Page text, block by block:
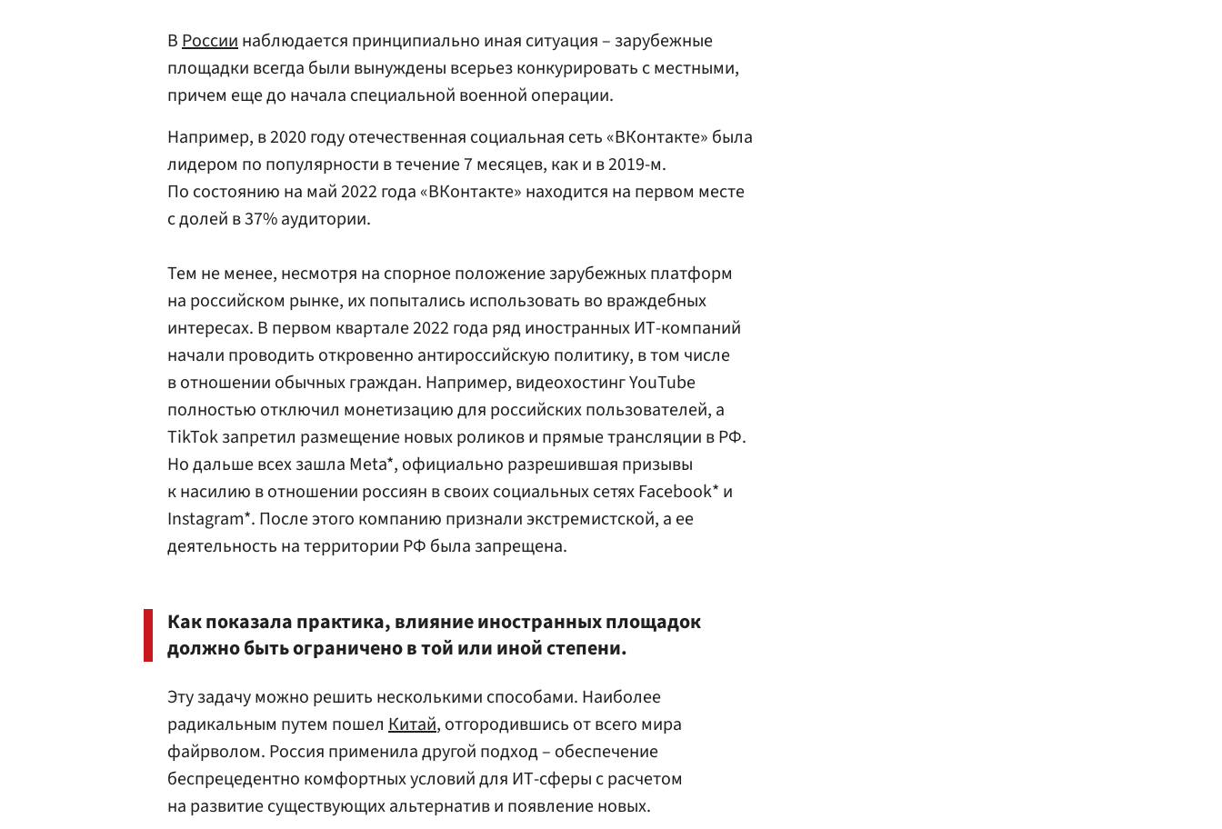
ВРоссиинаблюдается принципиально иная ситуация – зарубежные
площадки всегда были вынуждены всерьез конкурировать с местными,
причем еще до начала специальной военной операции.
Например, в 2020 году отечественная социальная сеть «ВКонтакте» была
лидером по популярности в течение 7 месяцев, как и в 2019-м.
По состоянию на май 2022 года «ВКонтакте» находится на первом месте
с долей в 37% аудитории.
Тем не менее, несмотря на спорное положение зарубежных платформ
на российском рынке, их попытались использовать во враждебных
интересах. В первом квартале 2022 года ряд иностранных ИТ-компаний
начали проводить откровенно антироссийскую политику, в том числе
в отношении обычных граждан. Например, видеохостинг YouTube
полностью отключил монетизацию для российских пользователей, а
TikTok запретил размещение новых роликов и прямые трансляции в РФ.
Но дальше всех зашла Meta*, официально разрешившая призывы
к насилию в отношении россиян в своих социальных сетях Facebook* и
Instagram*. После этого компанию признали экстремистской, а ее
деятельность на территории РФ была запрещена.
Как показала практика, влияние иностранных площадок
должно быть ограничено в той или иной степени.
Эту задачу можно решить несколькими способами. Наиболее
радикальным путем пошел Китай, отгородившись от всего мира
файрволом. Россия применила другой подход – обеспечение
беспрецедентно комфортных условий для ИТ-сферы с расчетом
на развитие существующих альтернатив и появление новых.